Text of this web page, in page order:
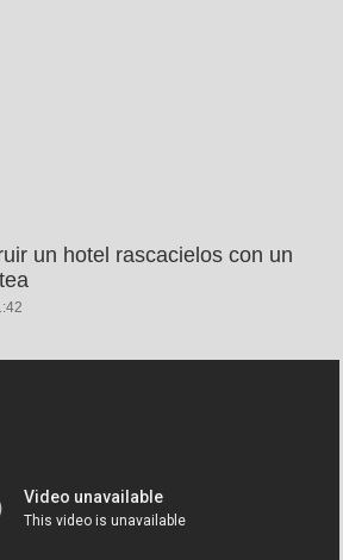
un hotel rascacielos con un